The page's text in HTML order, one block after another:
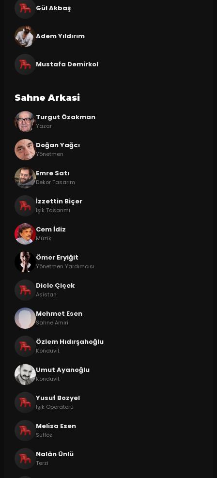
Gül Akbaş
Adem Yıldırım
Mustafa Demirkol
Sahne Arkasi
Turgut Özakman
Yazar
Doğan Yağcı
Yönetmen
Emre Satı
Dekor Tasarım
İzzettin Biçer
Işık Tasarımı
Cem İdiz
Müzik
Ömer Eryiğit
Yönetmen Yardımcısı
Dicle Çiçek
Asistan
Mehmet Esen
Sahne Amiri
Özlem Hıdırşahoğlu
Kondüvit
Umut Ayanoğlu
Kondüvit
Yusuf Bozyel
Işık Operatörü
Melisa Esen
Suflöz
Nalân Ünlü
Terzi